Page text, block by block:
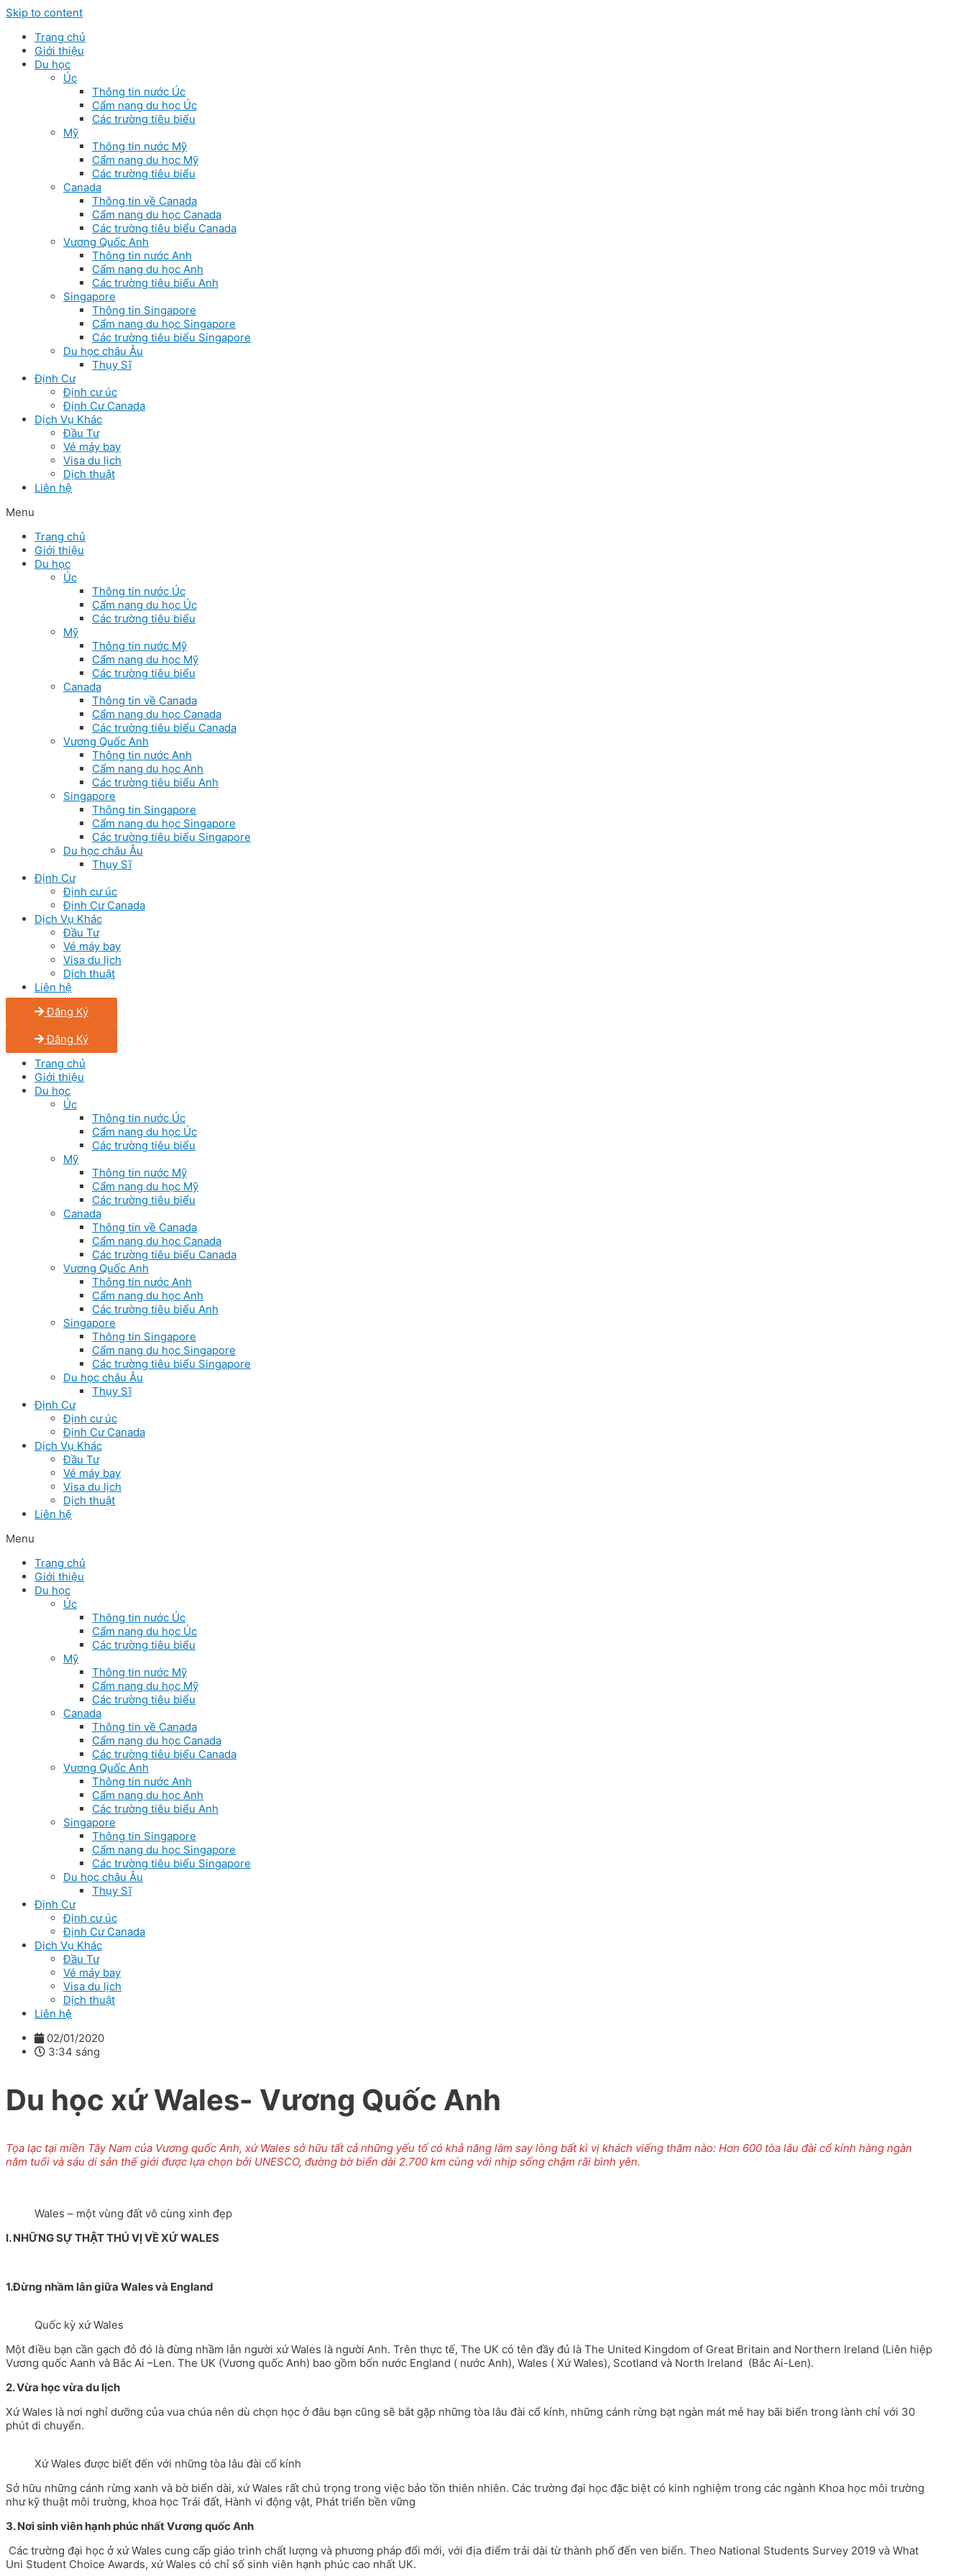
Skip to content
Trang chủ
Giới thiệu
Du học
Úc
Thông tin nước Úc
Cẩm nang du học Úc
Các trường tiêu biểu
Mỹ
Thông tin nước Mỹ
Cẩm nang du học Mỹ
Các trường tiêu biểu
Canada
Thông tin về Canada
Cẩm nang du học Canada
Các trường tiêu biểu Canada
Vương Quốc Anh
Thông tin nước Anh
Cẩm nang du học Anh
Các trường tiêu biểu Anh
Singapore
Thông tin Singapore
Cẩm nang du học Singapore
Các trường tiêu biểu Singapore
Du học châu Âu
Thụy Sĩ
Định Cư
Định cư úc
Định Cư Canada
Dịch Vụ Khác
Đầu Tư
Vé máy bay
Visa du lịch
Dịch thuật
Liên hệ
Menu
Trang chủ
Giới thiệu
Du học
Úc
Thông tin nước Úc
Cẩm nang du học Úc
Các trường tiêu biểu
Mỹ
Thông tin nước Mỹ
Cẩm nang du học Mỹ
Các trường tiêu biểu
Canada
Thông tin về Canada
Cẩm nang du học Canada
Các trường tiêu biểu Canada
Vương Quốc Anh
Thông tin nước Anh
Cẩm nang du học Anh
Các trường tiêu biểu Anh
Singapore
Thông tin Singapore
Cẩm nang du học Singapore
Các trường tiêu biểu Singapore
Du học châu Âu
Thụy Sĩ
Định Cư
Định cư úc
Định Cư Canada
Dịch Vụ Khác
Đầu Tư
Vé máy bay
Visa du lịch
Dịch thuật
Liên hệ
Đăng Ký
Đăng Ký
Trang chủ
Giới thiệu
Du học
Úc
Thông tin nước Úc
Cẩm nang du học Úc
Các trường tiêu biểu
Mỹ
Thông tin nước Mỹ
Cẩm nang du học Mỹ
Các trường tiêu biểu
Canada
Thông tin về Canada
Cẩm nang du học Canada
Các trường tiêu biểu Canada
Vương Quốc Anh
Thông tin nước Anh
Cẩm nang du học Anh
Các trường tiêu biểu Anh
Singapore
Thông tin Singapore
Cẩm nang du học Singapore
Các trường tiêu biểu Singapore
Du học châu Âu
Thụy Sĩ
Định Cư
Định cư úc
Định Cư Canada
Dịch Vụ Khác
Đầu Tư
Vé máy bay
Visa du lịch
Dịch thuật
Liên hệ
Menu
Trang chủ
Giới thiệu
Du học
Úc
Thông tin nước Úc
Cẩm nang du học Úc
Các trường tiêu biểu
Mỹ
Thông tin nước Mỹ
Cẩm nang du học Mỹ
Các trường tiêu biểu
Canada
Thông tin về Canada
Cẩm nang du học Canada
Các trường tiêu biểu Canada
Vương Quốc Anh
Thông tin nước Anh
Cẩm nang du học Anh
Các trường tiêu biểu Anh
Singapore
Thông tin Singapore
Cẩm nang du học Singapore
Các trường tiêu biểu Singapore
Du học châu Âu
Thụy Sĩ
Định Cư
Định cư úc
Định Cư Canada
Dịch Vụ Khác
Đầu Tư
Vé máy bay
Visa du lịch
Dịch thuật
Liên hệ
02/01/2020
3:34 sáng
Du học xứ Wales- Vương Quốc Anh
Tọa lạc tại miền Tây Nam của Vương quốc Anh, xứ Wales sở hữu tất cả những yếu tố có khả năng làm say lòng bất kì vị khách viếng thăm nào: Hơn 600 tòa lâu đài cổ kính hàng ngàn
năm tuổi và sáu di sản thế giới được lựa chọn bởi UNESCO, đường bờ biển dài 2.700 km cùng với nhịp sống chậm rãi bình yên.
Wales – một vùng đất vô cùng xinh đẹp
I. NHỮNG SỰ THẬT THÚ VỊ VỀ XỨ WALES
1.Đừng nhầm lẫn giữa Wales và England
Quốc kỳ xứ Wales
Một điều bạn cần gạch đỏ đó là đừng nhầm lẫn người xứ Wales là người Anh. Trên thực tế, The UK có tên đầy đủ là The United Kingdom of Great Britain and Northern Ireland (Liên hiệp
Vương quốc Aanh và Bắc Ai –Len. The UK (Vương quốc Anh) bao gồm bốn nước England ( nước Anh), Wales ( Xứ Wales), Scotland và North Ireland (Bắc Ai-Len).
2. Vừa học vừa du lịch
Xứ Wales là nơi nghỉ dưỡng của vua chúa nên dù chọn học ở đâu bạn cũng sẽ bắt gặp những tòa lâu đài cổ kính, những cánh rừng bạt ngàn mát mẻ hay bãi biển trong lành chỉ với 30
phút di chuyển.
Xứ Wales được biết đến với những tòa lâu đài cổ kính
Sở hữu những cánh rừng xanh và bờ biển dài, xứ Wales rất chú trọng trong việc bảo tồn thiên nhiên. Các trường đại học đặc biệt có kinh nghiệm trong các ngành Khoa học môi trường
như kỹ thuật môi trường, khoa học Trái đất, Hành vi động vật, Phát triển bền vững
3. Nơi sinh viên hạnh phúc nhất Vương quốc Anh
Các trường đại học ở xứ Wales cung cấp giáo trình chất lượng và phương pháp đổi mới, với địa điểm trải dài từ thành phố đến ven biển. Theo National Students Survey 2019 và What
Uni Student Choice Awards, xứ Wales có chỉ số sinh viên hạnh phúc cao nhất UK.